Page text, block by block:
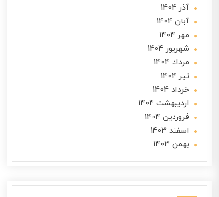
آذر 1404
آبان 1404
مهر 1404
شهریور 1404
مرداد 1404
تير 1404
خرداد 1404
ارديبهشت 1404
فروردین 1404
اسفند 1403
بهمن 1403